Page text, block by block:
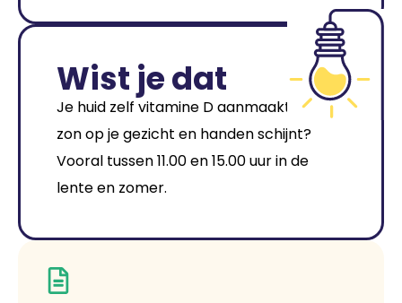
Wist je dat
Je huid zelf vitamine D aanmaakt als de
zon op je gezicht en handen schijnt?
Vooral tussen 11.00 en 15.00 uur in de
lente en zomer.